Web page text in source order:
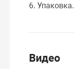
6. Упаковка.
Видео